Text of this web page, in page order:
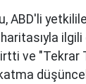
ABD'li
ve "Tekrar